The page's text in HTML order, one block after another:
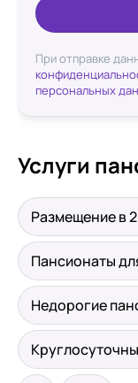
При отправке
персональных
Услуги
Размещение в
Пансионаты
Недорогие